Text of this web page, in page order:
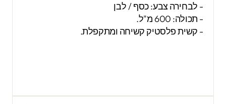
- לבחירה צבע:כסף/ לבן
- תכולה: 600 מ"ל.
- קשית פלסטיק קשיחה ומתקפלת.